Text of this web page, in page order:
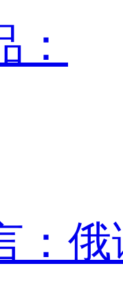
：俄